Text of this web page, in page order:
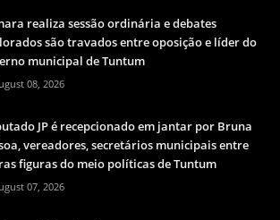
realiza sessão ordinária e debates
são travados entre oposição e líder do
municipal de Tuntum
08, 2026
JP é recepcionado em jantar por Bruna
vereadores, secretários municipais entre
figuras do meio políticas de Tuntum
07, 2026